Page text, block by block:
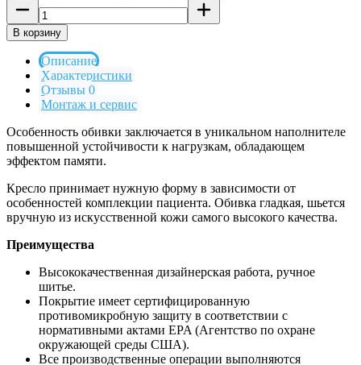
В корзину
Описание
Характеристики
Отзывы 0
Монтаж и сервис
Особенность обивки заключается в уникальном наполнителе
повышенной устойчивости к нагрузкам, обладающем
эффектом памяти.
Кресло принимает нужную форму в зависимости от
особенностей комплекции пациента. Обивка гладкая, шьется
вручную из искусственной кожи самого высокого качества.
Преимущества
Высококачественная дизайнерская работа, ручное
шитье.
Покрытие имеет сертифицированную
противомикробную защиту в соответствии с
нормативными актами EPA (Агентство по охране
окружающей среды США).
Все производственные операции выполняются